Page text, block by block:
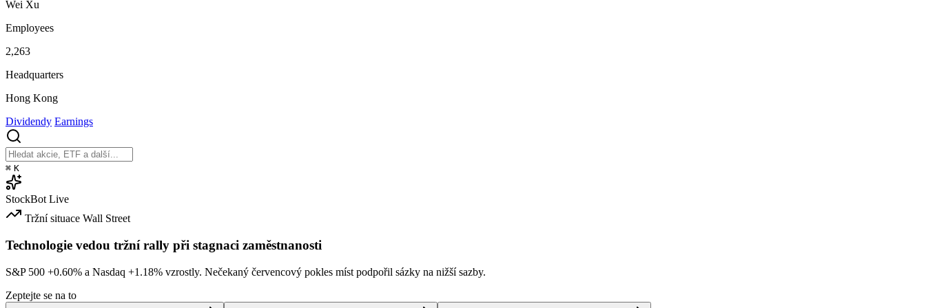
Wei Xu
Employees
2,263
Headquarters
Hong Kong
Dividendy Earnings
⌘ K
StockBot Live
Tržní situace Wall Street
Technologie vedou tržní rally při stagnaci zaměstnanosti
S&P 500 +0.60% a Nasdaq +1.18% vzrostly. Nečekaný červencový pokles míst podpořil sázky na nižší sazby.
Zeptejte se na to